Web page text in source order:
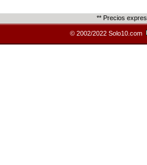
** Precios
© 2002/2022 Solo10.com